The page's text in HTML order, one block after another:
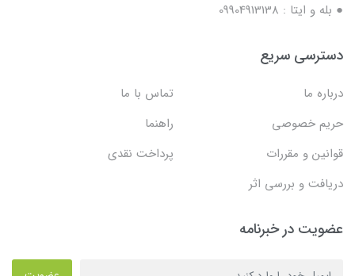
● بله و ایتا : 09904913138
دسترسی سریع
درباره ما
تماس با ما
حریم خصوصی
راهنما
قوانین و مقررات
پرداخت نقدی
دریافت و بررسی اثر
عضویت در خبرنامه